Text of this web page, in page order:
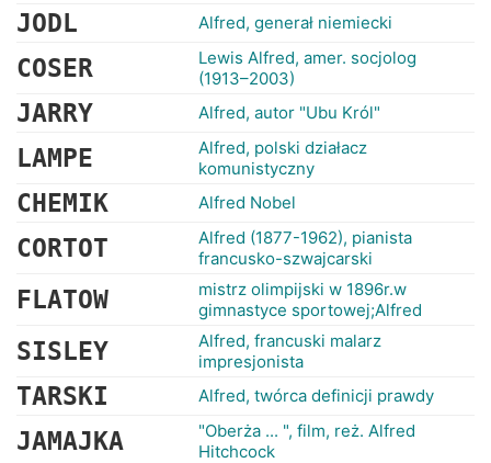
RANKINGI
JODL Alfred, generał niemiecki
COSER
Lewis Alfred, amer. socjolog
(1913–2003)
JARRY Alfred, autor "Ubu Król"
LAMPE
Alfred, polski działacz
komunistyczny
CHEMIK Alfred Nobel
CORTOT
Alfred (1877-1962), pianista
francusko-szwajcarski
FLATOW
mistrz olimpijski w 1896r.w
gimnastyce sportowej;Alfred
SISLEY
Alfred, francuski malarz
impresjonista
TARSKI Alfred, twórca definicji prawdy
JAMAJKA
"Oberża ... ", film, reż. Alfred
Hitchcock